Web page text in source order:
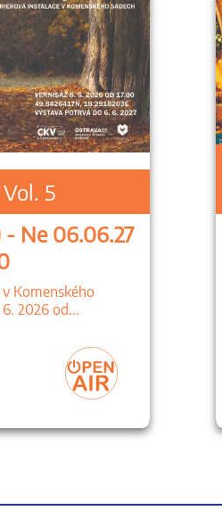
5
- Ne 06.06.27
Komenského
2026 od...